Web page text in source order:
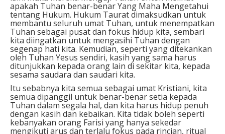
apakah Tuhan benar-benar Yang Maha Mengetahui
tentang Hukum. Hukum Taurat dimaksudkan untuk
membantu seluruh umat Tuhan, untuk menempatkan
Tuhan sebagai pusat dan fokus hidup kita, sembari
kita diingatkan untuk mengasihi Tuhan dengan
segenap hati kita. Kemudian, seperti yang ditekankan
oleh Tuhan Yesus sendiri, kasih yang sama harus
ditunjukkan kepada orang lain di sekitar kita, kepada
sesama saudara dan saudari kita.
Itu sebabnya kita semua sebagai umat Kristiani, kita
semua dipanggil untuk benar-benar setia kepada
Tuhan dalam segala hal, dan kita harus hidup penuh
dengan kasih dan kebaikan. Kita tidak boleh seperti
kebanyakan orang Farisi yang hanya sekedar
mengikuti arus dan terlalu fokus pada rincian, ritual